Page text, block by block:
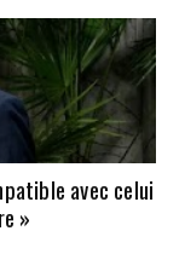
avec celui
»